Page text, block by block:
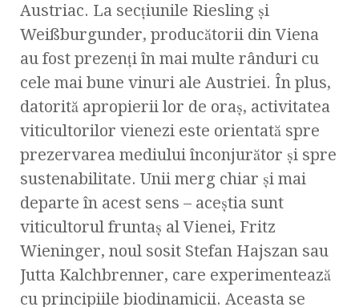
Austriac. La secţiunile Riesling şi
Weißburgunder, producătorii din Viena
au fost prezenţi în mai multe rânduri cu
cele mai bune vinuri ale Austriei. În plus,
datorită apropierii lor de oraş, activitatea
viticultorilor vienezi este orientată spre
prezervarea mediului înconjurător şi spre
sustenabilitate. Unii merg chiar şi mai
departe în acest sens – aceştia sunt
viticultorul fruntaş al Vienei, Fritz
Wieninger, noul sosit Stefan Hajszan sau
Jutta Kalchbrenner, care experimentează
cu principiile biodinamicii. Aceasta se